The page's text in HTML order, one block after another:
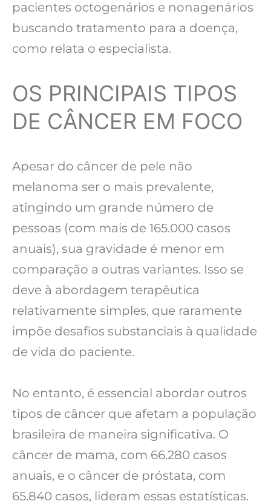
pacientes octogenários e nonagenários
buscando tratamento para a doença,
como relata o especialista.
OS PRINCIPAIS TIPOS
DE CÂNCER EM FOCO
Apesar do câncer de pele não
melanoma ser o mais prevalente,
atingindo um grande número de
pessoas (com mais de 165.000 casos
anuais), sua gravidade é menor em
comparação a outras variantes. Isso se
deve à abordagem terapêutica
relativamente simples, que raramente
impõe desafios substanciais à qualidade
de vida do paciente.
No entanto, é essencial abordar outros
tipos de câncer que afetam a população
brasileira de maneira significativa. O
câncer de mama, com 66.280 casos
anuais, e o câncer de próstata, com
65.840 casos, lideram essas estatísticas.